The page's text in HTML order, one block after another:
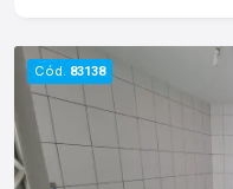
Cód. 83138